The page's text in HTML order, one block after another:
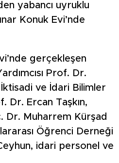
yabancı uyruklu
Konuk Evi’nde
gerçekleşen
Prof. Dr.
ve İdari Bilimler
Dr. Ercan Taşkın,
Dr. Muharrem Kürşad
Öğrenci Derneği
idari personel ve